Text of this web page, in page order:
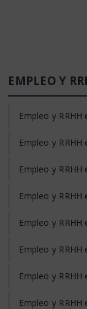
EMPLEO Y
Empleo y RRHH
Empleo y RRHH
Empleo y RRHH
Empleo y RRHH
Empleo y RRHH
Empleo y RRHH
Empleo y RRHH
Empleo y RRHH